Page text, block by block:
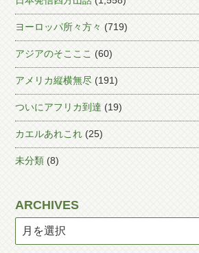
ヨーロッパ所々方々 (719)
アジアのそこここ (60)
アメリカ縦横無尽 (191)
ついにアフリカ到達 (19)
カエルあれこれ (25)
未分類 (8)
ARCHIVES